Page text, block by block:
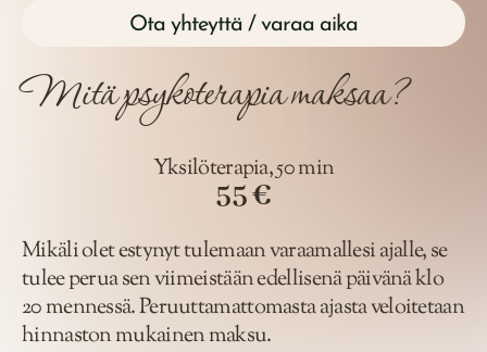
Ota yhteyttä / varaa aika
Mitä psykoterapia maksaa?
Yksilöterapia, 50 min
55 €
Mikäli olet estynyt tulemaan varaamallesi ajalle, se
tulee perua sen viimeistään edellisenä päivänä klo
20 mennessä. Peruuttamattomasta ajasta veloitetaan
hinnaston mukainen maksu.